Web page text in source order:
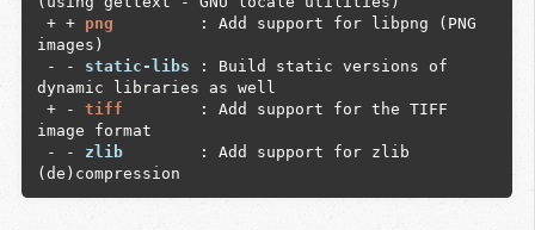
+ + ncurses : Add ncurses support
(console display library)
+ + ogg : Add support for the Ogg
container format (commonly used by Vorbis,
Theora and flac)
- -
omxil
: Enables OpenMAX
Integration Layer codec module.
- - opencv
: Enabled OpenCV
(computer vision) filter module.
+ + png
: Add support for libpng (PNG
images)
- - static-libs : Build static versions of
dynamic libraries as well
+ - tiff
: Add support for the TIFF
image format
- - zlib
: Add support for zlib